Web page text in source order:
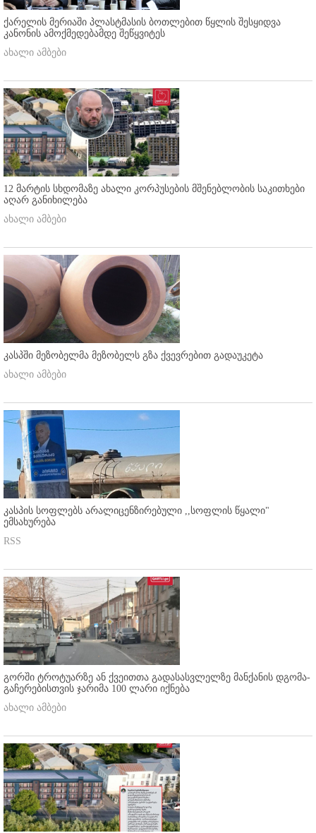
ქარელის მერიაში პლასტმასის ბოთლებით წყლის შესყიდვა
კანონის ამოქმედებამდე შეწყვიტეს
ახალი ამბები
12 მარტის სხდომაზე ახალი კორპუსების მშენებლობის საკითხები
აღარ განიხილება
ახალი ამბები
კასპში მეზობელმა მეზობელს გზა ქვევრებით გადაუკეტა
ახალი ამბები
კასპის სოფლებს არალიცენზირებული ,,სოფლის წყალი"
ემსახურება
RSS
გორში ტროტუარზე ან ქვეითთა გადასასვლელზე მანქანის დგომა-
გაჩერებისთვის ჯარიმა 100 ლარი იქნება
ახალი ამბები